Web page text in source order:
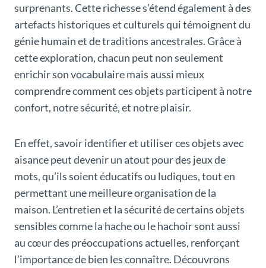
surprenants. Cette richesse s’étend également à des
artefacts historiques et culturels qui témoignent du
génie humain et de traditions ancestrales. Grâce à
cette exploration, chacun peut non seulement
enrichir son vocabulaire mais aussi mieux
comprendre comment ces objets participent à notre
confort, notre sécurité, et notre plaisir.
En effet, savoir identifier et utiliser ces objets avec
aisance peut devenir un atout pour des jeux de
mots, qu’ils soient éducatifs ou ludiques, tout en
permettant une meilleure organisation de la
maison. L’entretien et la sécurité de certains objets
sensibles comme la hache ou le hachoir sont aussi
au cœur des préoccupations actuelles, renforçant
l’importance de bien les connaître. Découvrons